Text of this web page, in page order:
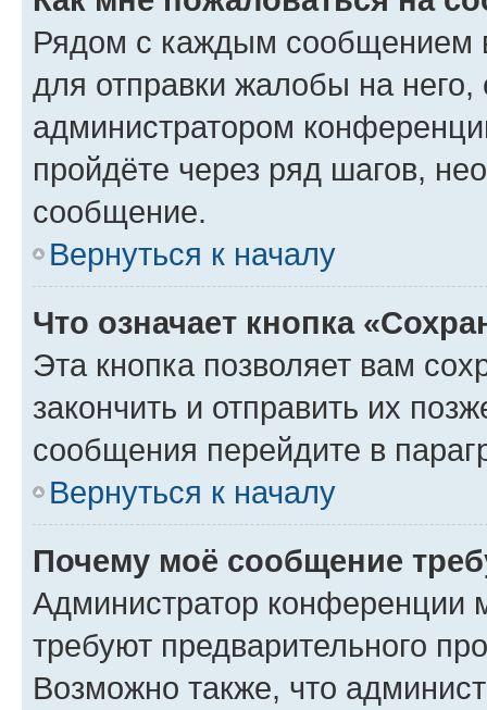
Рядом с каждым сообщением
для отправки жалобы на
администратором
пройдёте через ряд шагов,
сообщение.
Вернуться к началу
Что означает кнопка
Эта кнопка позволяет вам
закончить и отправить их
сообщения перейдите в
Вернуться к началу
Почему моё сообщение
Администратор конференции
требуют предварительного
Возможно также, что